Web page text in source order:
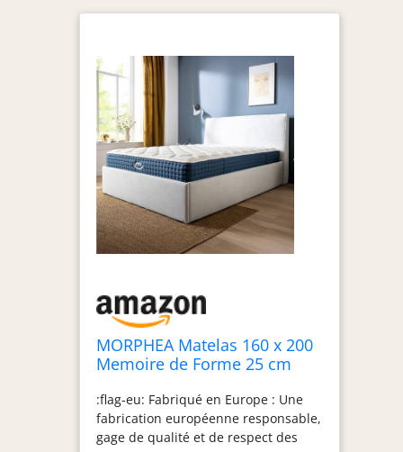
MORPHEA Matelas 160 x 200
Memoire de Forme 25 cm
Mousse à Memoire de Forme
Matelas 160 x 200 Ressorts
Ensachés Idéal pour 2
:flag-eu: Fabriqué en Europe : Une
fabrication européenne responsable,
gage de qualité et de respect des